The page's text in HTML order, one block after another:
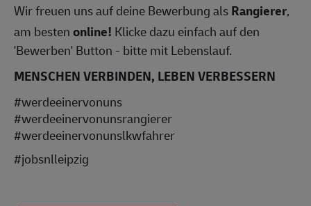
Wir freuen uns auf deine Bewerbung alsRangierer,
am bestenonline! Klicke dazu einfach auf den
'Bewerben' Button - bitte mit Lebenslauf.
MENSCHEN VERBINDEN, LEBEN VERBESSERN
#werdeeinervonuns
#werdeeinervonunsrangierer
#werdeeinervonunslkwfahrer
#jobsnlleipzig